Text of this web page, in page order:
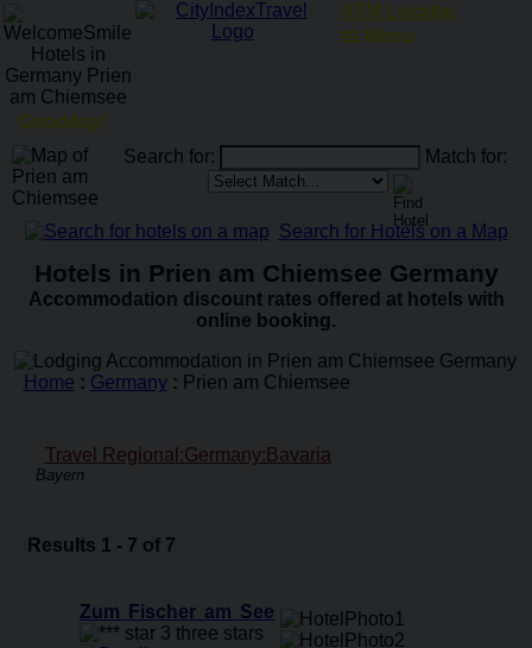
Goodday!
ATM Locator
Search for: Match for:
Search for Hotels on a Map
Hotels in Prien am Chiemsee Germany
Accommodation discount rates offered at hotels with
online booking.
Home : Germany : Prien am Chiemsee
Travel Regional:Germany:Bavaria
Bayern
Results 1 - 7 of 7
Zum Fischer am See
Menu